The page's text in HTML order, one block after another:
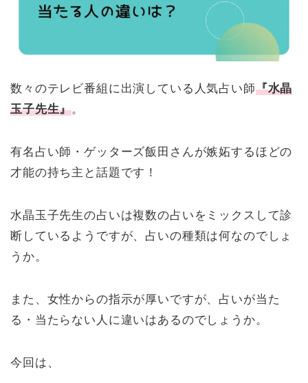
数々のテレビ番組に出演している人気占い師『水晶
玉子先生』。
有名占い師・ゲッターズ飯田さんが嫉妬するほどの
才能の持ち主と話題です！
水晶玉子先生の占いは複数の占いをミックスして診
断しているようですが、占いの種類は何なのでしょ
うか。
また、女性からの指示が厚いですが、占いが当た
る・当たらない人に違いはあるのでしょうか。
今回は、